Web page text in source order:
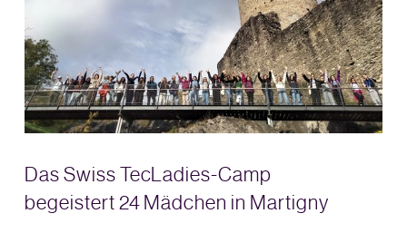
Das Swiss TecLadies-Camp
begeistert 24 Mädchen in Martigny